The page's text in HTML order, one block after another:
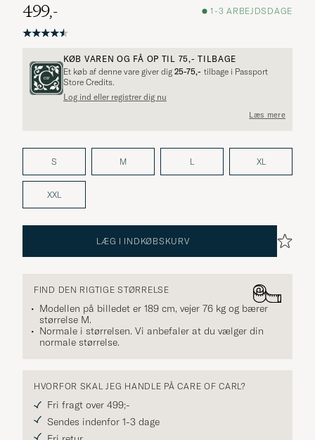
499,- 1-3 ARBEJDSDAGE
KØB VAREN OG FÅ OP TIL 75,- TILBAGE
Et køb af denne vare giver dig 25-75,- tilbage i Passport
Store Credits.
Log ind eller registrer dig nu
Læs mere
S M L XL
XXL
LÆG I INDKØBSKURV
FIND DEN RIGTIGE STØRRELSE
Modellen på billedet er 189 cm, vejer 76 kg og bærer
størrelse M.
Normale i størrelsen. Vi anbefaler at du vælger din
normale størrelse.
HVORFOR SKAL JEG HANDLE PÅ CARE OF CARL?
Fri fragt over 499;-
Sendes indenfor 1-3 dage